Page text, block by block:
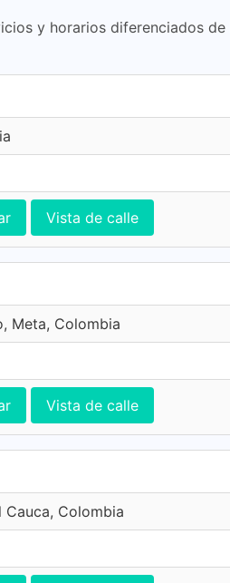
y horarios diferenciados de
Vista de calle
Meta, Colombia
Vista de calle
Cauca, Colombia